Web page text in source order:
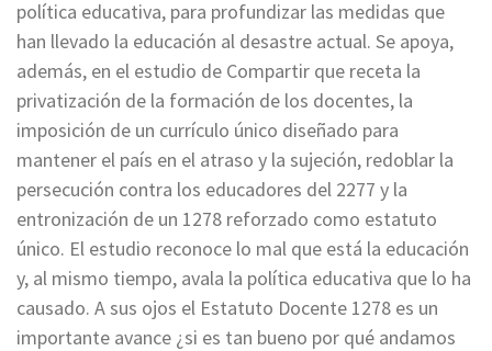
política educativa, para profundizar las medidas que
han llevado la educación al desastre actual. Se apoya,
además, en el estudio de Compartir que receta la
privatización de la formación de los docentes, la
imposición de un currículo único diseñado para
mantener el país en el atraso y la sujeción, redoblar la
persecución contra los educadores del 2277 y la
entronización de un 1278 reforzado como estatuto
único. El estudio reconoce lo mal que está la educación
y, al mismo tiempo, avala la política educativa que lo ha
causado. A sus ojos el Estatuto Docente 1278 es un
importante avance ¿si es tan bueno por qué andamos